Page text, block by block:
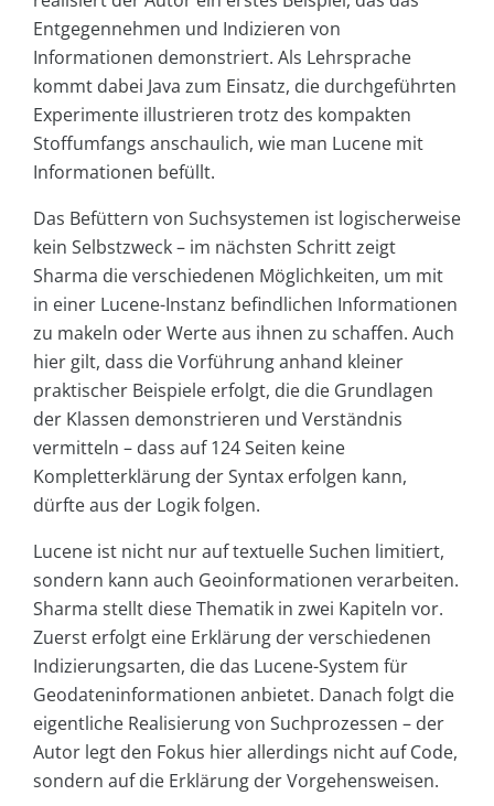
Entgegennehmen und Indizieren von
Informationen demonstriert. Als Lehrsprache
kommt dabei Java zum Einsatz, die durchgeführten
Experimente illustrieren trotz des kompakten
Stoffumfangs anschaulich, wie man Lucene mit
Informationen befüllt.
Das Befüttern von Suchsystemen ist logischerweise
kein Selbstzweck – im nächsten Schritt zeigt
Sharma die verschiedenen Möglichkeiten, um mit
in einer Lucene-Instanz befindlichen Informationen
zu makeln oder Werte aus ihnen zu schaffen. Auch
hier gilt, dass die Vorführung anhand kleiner
praktischer Beispiele erfolgt, die die Grundlagen
der Klassen demonstrieren und Verständnis
vermitteln – dass auf 124 Seiten keine
Kompletterklärung der Syntax erfolgen kann,
dürfte aus der Logik folgen.
Lucene ist nicht nur auf textuelle Suchen limitiert,
sondern kann auch Geoinformationen verarbeiten.
Sharma stellt diese Thematik in zwei Kapiteln vor.
Zuerst erfolgt eine Erklärung der verschiedenen
Indizierungsarten, die das Lucene-System für
Geodateninformationen anbietet. Danach folgt die
eigentliche Realisierung von Suchprozessen – der
Autor legt den Fokus hier allerdings nicht auf Code,
sondern auf die Erklärung der Vorgehensweisen.